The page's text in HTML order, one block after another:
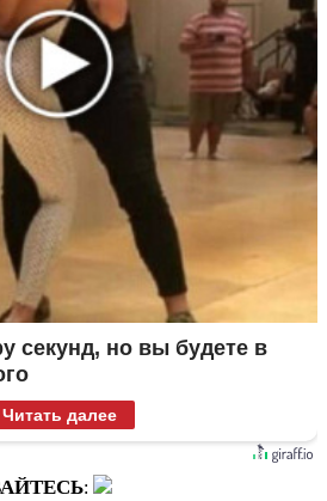
секунд, но вы будете в
Читать далее
: